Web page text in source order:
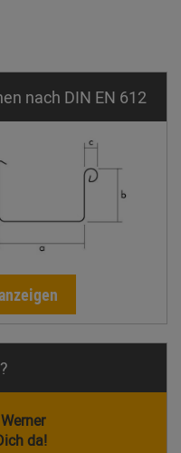
nach DIN EN 612
da!